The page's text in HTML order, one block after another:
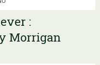
:
Morrigan